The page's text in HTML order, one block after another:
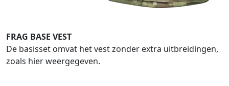
FRAG BASE VEST
De basisset omvat het vest zonder extra uitbreidingen,
zoals hier weergegeven.